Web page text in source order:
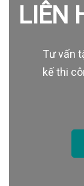
LIÊN
Tư vấn
kế thi